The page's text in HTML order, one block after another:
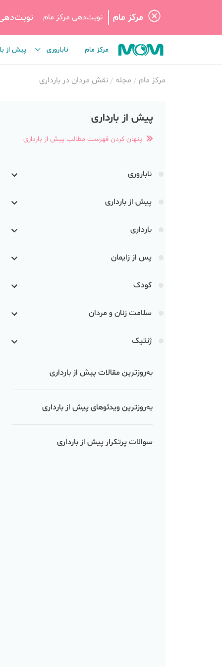
مرکز مام نوبت‌دهی مرکز مام
مرکز مام ناباروری پیش از
مرکز مام مجله نقش مردان در بارداری
پیش از بارداری
پنهان کردن فهرست مطالب پیش از بارداری
ناباروری
پیش از بارداری
بارداری
پس از زایمان
کودک
سلامت زنان و مردان
ژنتیک
به‌روزترین مقالات پیش از بارداری
به‌روزترین ویدئوهای پیش از بارداری
سوالات پرتکرار پیش از بارداری